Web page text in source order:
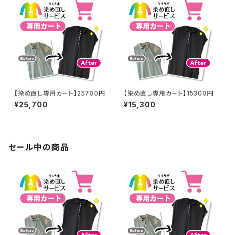
【染め直し専用カート】25700円
¥25,700
【染め直し専用カート】15300円
¥15,300
セール中の商品